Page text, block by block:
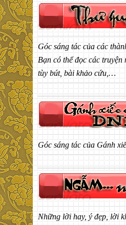
Góc sáng tác của các
Bạn có thể đọc các truyện
tùy bút, bài khảo cứu,…
Góc sáng tác của Gánh
Những lời hay, ý đẹp, lời